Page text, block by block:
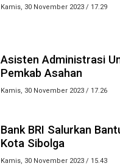
Kamis, 30 November 2023 / 17.29
Asisten Administrasi
Pemkab Asahan
Kamis, 30 November 2023 / 17.26
Bank BRI Salurkan
Kota Sibolga
Kamis, 30 November 2023 / 15.43